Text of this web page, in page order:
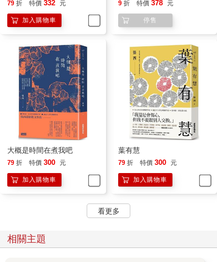
79 折 特價 332 元
加入購物車
9 折 特價 378 元
停售
大概是時間在煮我吧
79 折 特價 300 元
加入購物車
葉有慧
79 折 特價 300 元
加入購物車
看更多
相關主題